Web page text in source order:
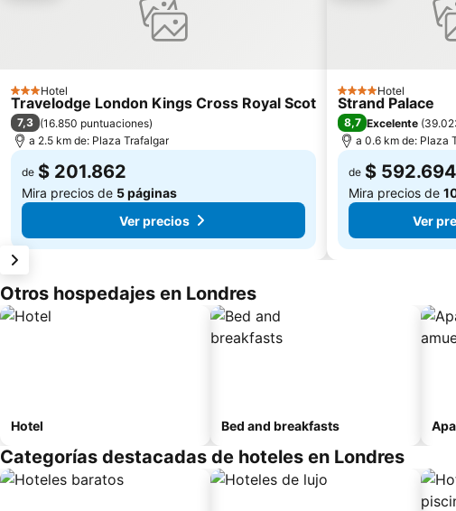
3 Estrellas
Hotel
Travelodge London Kings Cross Royal Scot
7,3 (16.850 puntuaciones)
a 2.5 km de: Plaza Trafalgar
de $ 201.862
Mira precios de 5 páginas
Ver precios
4 Estrellas
Hotel
Strand Palace
8,7 Excelente (
a 0.6 km de: Plaza
de $ 592.694
Mira precios de
Ver
Otros hospedajes en Londres
Hotel Bed and breakfasts
Categorías destacadas de hoteles en Londres